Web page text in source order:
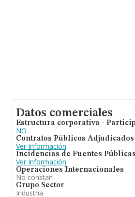
Datos comerciales
Estructura corporativa -
NO
Contratos Públicos Adjudicados
Ver Información
Incidencias de Fuentes Públicas
Ver Información
Operaciones Internacionales
No constan
Grupo Sector
Industria